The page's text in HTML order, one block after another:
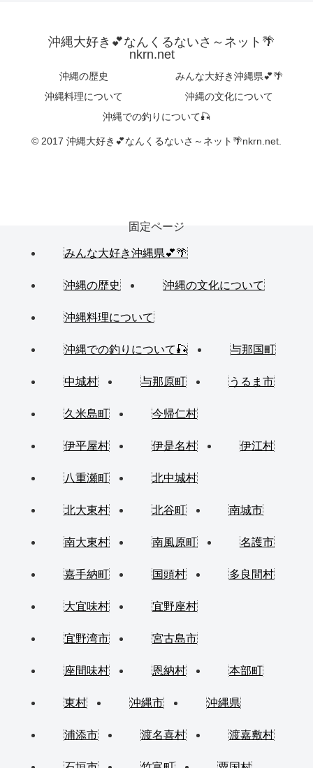
沖縄大好き💕なんくるないさ～ネット🌴
nkrn.net
沖縄の歴史
みんな大好き沖縄県💕🌴
沖縄料理について
沖縄の文化について
沖縄での釣りについて🎣
© 2017 沖縄大好き💕なんくるないさ～ネット🌴nkrn.net.
固定ページ
みんな大好き沖縄県💕🌴
沖縄の歴史 沖縄の文化について
沖縄料理について
沖縄での釣りについて🎣 与那国町
中城村 与那原町 うるま市
久米島町 今帰仁村
伊平屋村 伊是名村 伊江村
八重瀬町 北中城村
北大東村 北谷町 南城市
南大東村 南風原町 名護市
嘉手納町 国頭村 多良間村
大宜味村 宜野座村
宜野湾市 宮古島市
座間味村 恩納村 本部町
東村 沖縄市 沖縄県
浦添市 渡名喜村 渡嘉敷村